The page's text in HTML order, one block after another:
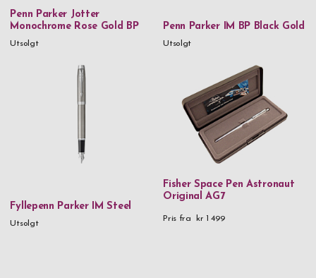
Penn Parker Jotter
Monochrome Rose Gold BP
Utsolgt
Penn Parker IM BP Black Gold
Utsolgt
Fyllepenn Parker IM Steel
Utsolgt
Fisher Space Pen Astronaut
Original AG7
Pris fra kr 1 499